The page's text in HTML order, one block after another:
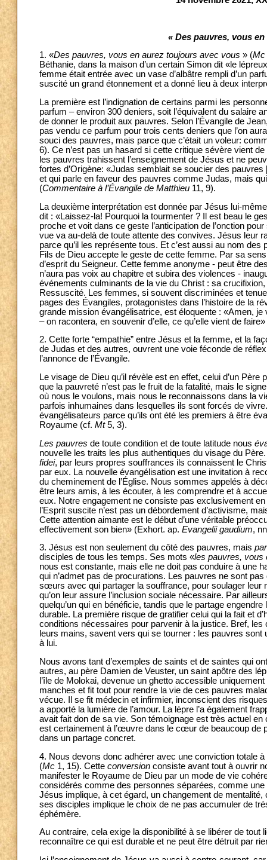
« Des pauvres, vous
1. «Des pauvres, vous en aurez toujours avec vous » (Mc
Béthanie, dans la maison d’un certain Simon dit «le
femme était entrée avec un vase d’albâtre rempli d’un
suscité un grand étonnement et a donné lieu à deux
La première est l’indignation de certains parmi les
parfum – environ 300 deniers, soit l’équivalent du salaire
de donner le produit aux pauvres. Selon l’Évangile de
pas vendu ce parfum pour trois cents deniers que l’on
souci des pauvres, mais parce que c’était un voleur:
6). Ce n’est pas un hasard si cette critique sévère vient
les pauvres trahissent l’enseignement de Jésus et ne
fortes d’Origène: «Judas semblait se soucier des pauvres
et qui parle en faveur des pauvres comme Judas, mais
(Commentaire à l’Évangile de Matthieu 11, 9).
La deuxième interprétation est donnée par Jésus lui-
dit : «Laissez-la! Pourquoi la tourmenter ? Il est beau le
proche et voit dans ce geste l’anticipation de l’onction
vue va au-delà de toute attente des convives. Jésus leur
parce qu’il les représente tous. Et c’est aussi au nom
Fils de Dieu accepte le geste de cette femme. Par sa
d’esprit du Seigneur. Cette femme anonyme - peut être
n’aura pas voix au chapitre et subira des violences -
événements culminants de la vie du Christ : sa
Ressuscité. Les femmes, si souvent discriminées et
pages des Évangiles, protagonistes dans l’histoire de la
grande mission évangélisatrice, est éloquente : «Amen,
– on racontera, en souvenir d’elle, ce qu’elle vient de faire»
2. Cette forte “empathie” entre Jésus et la femme, et la
de Judas et des autres, ouvrent une voie féconde de
l’annonce de l’Évangile.
Le visage de Dieu qu’il révèle est en effet, celui d’un
que la pauvreté n’est pas le fruit de la fatalité, mais le
où nous le voulons, mais nous le reconnaissons dans la
parfois inhumaines dans lesquelles ils sont forcés de
évangélisateurs parce qu’ils ont été les premiers à être
Royaume (cf. Mt5, 3).
Les pauvres de toute condition et de toute latitude nous
nouvelle les traits les plus authentiques du visage du
fidei, par leurs propres souffrances ils connaissent le
par eux. La nouvelle évangélisation est une invitation à
du cheminement de l’Église. Nous sommes appelés à
être leurs amis, à les écouter, à les comprendre et à
eux. Notre engagement ne consiste pas exclusivement
l’Esprit suscite n’est pas un débordement d’activisme,
Cette attention aimante est le début d’une véritable
effectivement son bien» (Exhort. ap. Evangelii gaudium,
3. Jésus est non seulement du côté des pauvres, mais
disciples de tous les temps. Ses mots «les pauvres, vous
nous est constante, mais elle ne doit pas conduire à une
qui n’admet pas de procurations. Les pauvres ne sont
sœurs avec qui partager la souffrance, pour soulager leur
qu’on leur assure l’inclusion sociale nécessaire. Par
quelqu’un qui en bénéficie, tandis que le partage
durable. La première risque de gratifier celui qui la fait et
conditions nécessaires pour parvenir à la justice. Bref,
leurs mains, savent vers qui se tourner : les pauvres
à lui.
Nous avons tant d’exemples de saints et de saintes qui
autres, au père Damien de Veuster, un saint apôtre des
l’île de Molokai, devenue un ghetto accessible
manches et fit tout pour rendre la vie de ces pauvres
vécue. Il se fit médecin et infirmier, inconscient des
a apporté la lumière de l’amour. La lèpre l’a également
avait fait don de sa vie. Son témoignage est très actuel
est certainement à l’œuvre dans le cœur de beaucoup de
dans un partage concret.
4. Nous devons donc adhérer avec une conviction totale
(Mc 1, 15). Cette conversion consiste avant tout à ouvrir
manifester le Royaume de Dieu par un mode de vie
considérés comme des personnes séparées, comme
Jésus implique, à cet égard, un changement de
ses disciples implique le choix de ne pas accumuler de
éphémère.
Au contraire, cela exige la disponibilité à se libérer de tout
reconnaître ce qui est durable et ne peut être détruit par